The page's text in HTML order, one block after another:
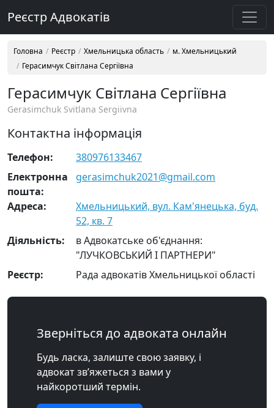
Реєстр Адвокатів
Головна Реєстр Хмельницька область
м. Хмельницький
Герасимчук Світлана Сергіївна
Герасимчук Світлана Сергіївна
Gerasimchuk Svitlana Sergiivna
Контактна інформація
Телефон:
380976133467
Електронна
пошта:
gerasimchuk2021@gmail.com
Адреса:
Хмельницький, вул. Кам'янецька, буд.
52, кв. 7
Діяльність:
в Адвокатське об'єднання:
"ЛУЧКОВСЬКИЙ І ПАРТНЕРИ"
Реєстр:
Рада адвокатів Хмельницької області
Зверніться до адвоката онлайн
Будь ласка, залиште свою заявку, і
адвокат зв’яжеться з вами у
найкоротший термін.